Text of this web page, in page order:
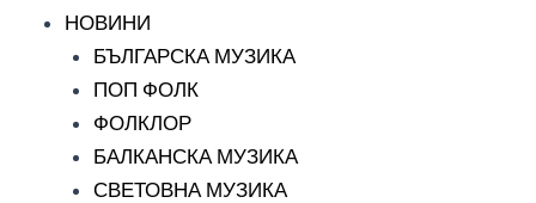
НОВИНИ
БЪЛГАРСКА МУЗИКА
ПОП ФОЛК
ФОЛКЛОР
БАЛКАНСКА МУЗИКА
СВЕТОВНА МУЗИКА